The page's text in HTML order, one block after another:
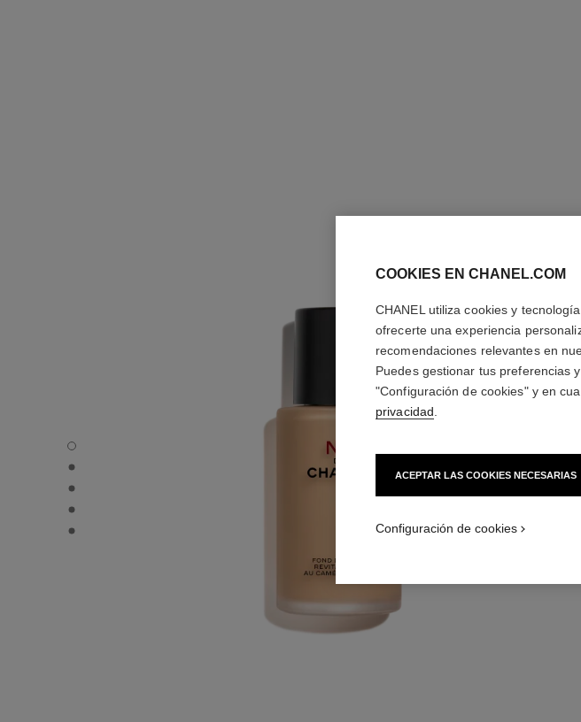
N°1 DE CHANEL FONDO DE MAQUILLAJE REVITALIZANTE - Vista por defecto
N°1 DE CHANEL FONDO DE MAQUILLAJE REVITALIZANTE - Vista alternativa 1
N°1 DE CHANEL FONDO DE MAQUILLAJE REVITALIZANTE - Vista de la textura básica
N°1 DE CHANEL FONDO DE MAQUILLAJE REVITALIZANTE -
N°1 DE CHANEL FONDO DE MAQUILLAJE REVITALIZANTE -
COOKIES EN CHANEL.COM
CHANEL utiliza cookies y
ofrecerte una experiencia
recomendaciones relevantes en
Puedes gestionar tus preferencias
"Configuración de cookies" y en
privacidad
ACEPTAR LAS COOKIES NECESARIAS
Configuración de cookies